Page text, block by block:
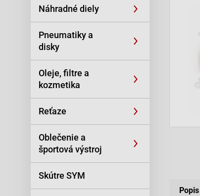
Náhradné diely
Pneumatiky a
disky
Oleje, filtre a
kozmetika
Reťaze
Oblečenie a
športová výstroj
Skútre SYM